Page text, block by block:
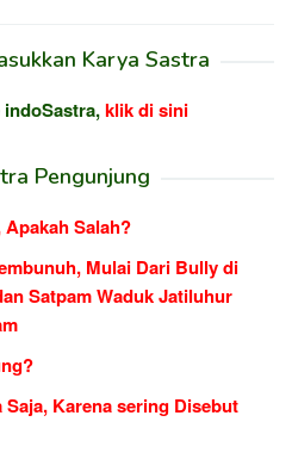
Karya Sastra
klik di sini
Pengunjung
Salah?
Mulai Dari Bully di
Satpam Waduk Jatiluhur
Karena sering Disebut